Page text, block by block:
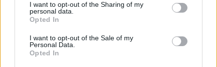
I want to opt-out of the Sharing of my
personal data.
Opted In
I want to opt-out of the Sale of my
Personal Data.
Opted In